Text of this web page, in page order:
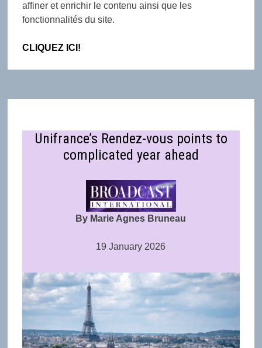
affiner et enrichir le contenu ainsi que les
fonctionnalités du site.
CLIQUEZ ICI!
Unifrance’s Rendez-vous points to
complicated year ahead
By Marie Agnes Bruneau
19 January 2026